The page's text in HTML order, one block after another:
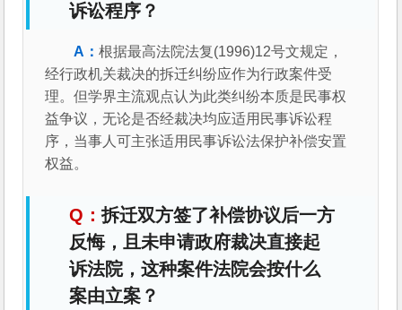
诉讼程序？
根据最高法院法复(1996)12号文规定，
经行政机关裁决的拆迁纠纷应作为行政案件受
理。但学界主流观点认为此类纠纷本质是民事权
益争议，无论是否经裁决均应适用民事诉讼程
序，当事人可主张适用民事诉讼法保护补偿安置
权益。
拆迁双方签了补偿协议后一方
反悔，且未申请政府裁决直接起
诉法院，这种案件法院会按什么
案由立案？